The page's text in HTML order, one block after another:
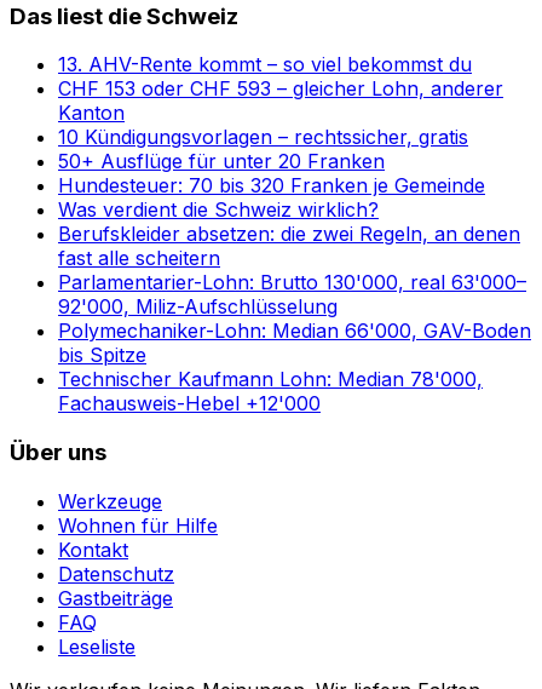
Das liest die Schweiz
13. AHV-Rente kommt – so viel bekommst du
CHF 153 oder CHF 593 – gleicher Lohn, anderer
Kanton
10 Kündigungsvorlagen – rechtssicher, gratis
50+ Ausflüge für unter 20 Franken
Hundesteuer: 70 bis 320 Franken je Gemeinde
Was verdient die Schweiz wirklich?
Berufskleider absetzen: die zwei Regeln, an denen
fast alle scheitern
Parlamentarier-Lohn: Brutto 130'000, real 63'000–
92'000, Miliz-Aufschlüsselung
Polymechaniker-Lohn: Median 66'000, GAV-Boden
bis Spitze
Technischer Kaufmann Lohn: Median 78'000,
Fachausweis-Hebel +12'000
Über uns
Werkzeuge
Wohnen für Hilfe
Kontakt
Datenschutz
Gastbeiträge
FAQ
Leseliste